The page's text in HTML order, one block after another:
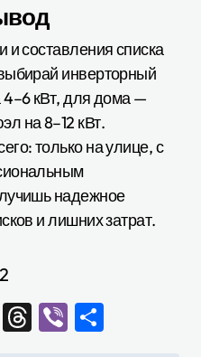
и составления списка
инверторный
4–6 кВт, для дома —
на 8–12 кВт.
только на улице, с
надежное
и лишних затрат.
WhatsApp
Threads
Viber